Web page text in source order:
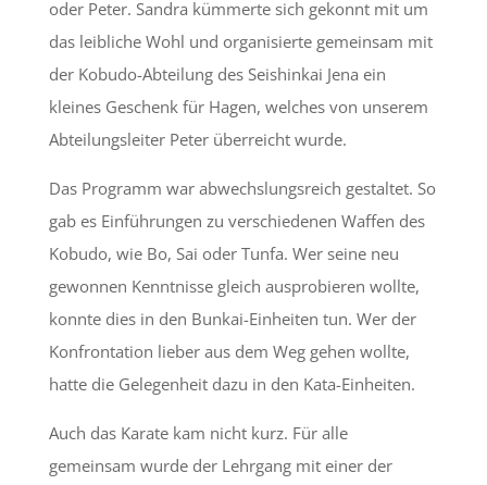
oder Peter. Sandra kümmerte sich gekonnt mit um
das leibliche Wohl und organisierte gemeinsam mit
der Kobudo-Abteilung des Seishinkai Jena ein
kleines Geschenk für Hagen, welches von unserem
Abteilungsleiter Peter überreicht wurde.
Das Programm war abwechslungsreich gestaltet. So
gab es Einführungen zu verschiedenen Waffen des
Kobudo, wie Bo, Sai oder Tunfa. Wer seine neu
gewonnen Kenntnisse gleich ausprobieren wollte,
konnte dies in den Bunkai-Einheiten tun. Wer der
Konfrontation lieber aus dem Weg gehen wollte,
hatte die Gelegenheit dazu in den Kata-Einheiten.
Auch das Karate kam nicht kurz. Für alle
gemeinsam wurde der Lehrgang mit einer der